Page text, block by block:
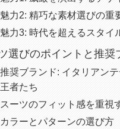
魅力2: 精巧な素材選びの重
魅力3: 時代を超えるスタイ
選びのポイントと推奨
推奨ブランド: イタリアン
王者たち
スーツのフィット感を重視
カラーとパターンの選び方